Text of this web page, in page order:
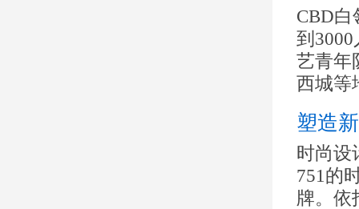
CBD
到
艺青年
西城等
塑造
时尚
751的
牌。依